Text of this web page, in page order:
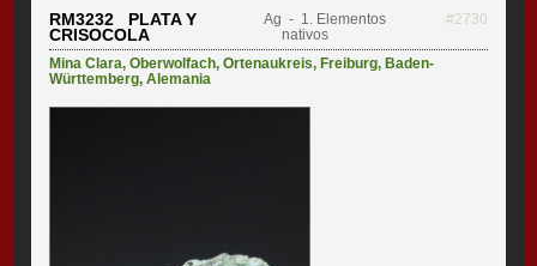
RM3232 PLATA Y
CRISOCOLA
Ag - 1. Elementos
nativos
#2730
Mina Clara,Oberwolfach,Ortenaukreis, Freiburg, Baden-
Württemberg,Alemania